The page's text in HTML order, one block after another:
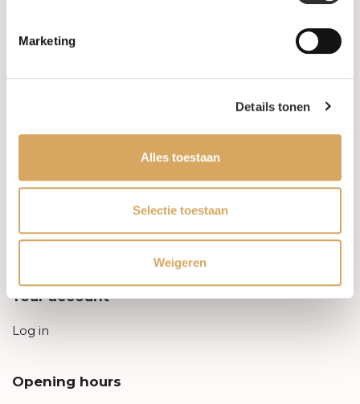
Marketing
Details tonen
Alles toestaan
Selectie toestaan
Weigeren
Leveringsvoorwaarden
Privacy Policy
Your account
Log in
Opening hours